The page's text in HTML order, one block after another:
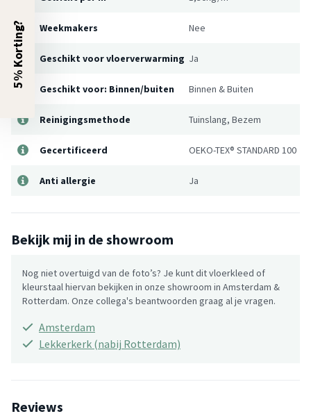
Weekmakers Nee
Geschikt voor vloerverwarming Ja
Geschikt voor: Binnen/buiten Binnen & Buiten
Reinigingsmethode Tuinslang, Bezem
Gecertificeerd OEKO-TEX® STANDARD 100
Anti allergie Ja
Bekijk mij in de showroom
Nog niet overtuigd van de foto’s? Je kunt dit vloerkleed of
kleurstaal hiervan bekijken in onze showroom in Amsterdam &
Rotterdam. Onze collega's beantwoorden graag al je vragen.
Amsterdam
Lekkerkerk (nabij Rotterdam)
Reviews
5% Korting?